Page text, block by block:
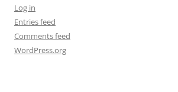
Log in
Entries feed
Comments feed
WordPress.org